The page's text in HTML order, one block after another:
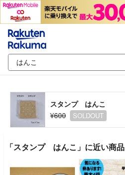
スタンプ はんこ
¥600
SOLDOUT
「スタンプ はんこ」に近い商品